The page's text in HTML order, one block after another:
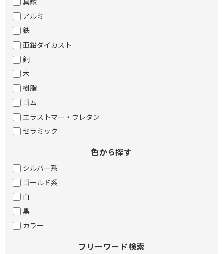
アルミ
鉄
亜鉛ダイカスト
銅
木
樹脂
ゴム
エラストマー・ウレタン
セラミック
色から探す
シルバー系
ゴールド系
白
黒
カラー
フリーワード検索